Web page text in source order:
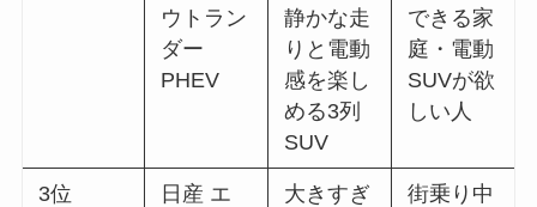
ウトラン
ダー
PHEV
静かな走
りと電動
感を楽し
める3列
SUV
できる家
庭・電動
SUVが欲
しい人
3位
日産 エ
大きすぎ
街乗り中